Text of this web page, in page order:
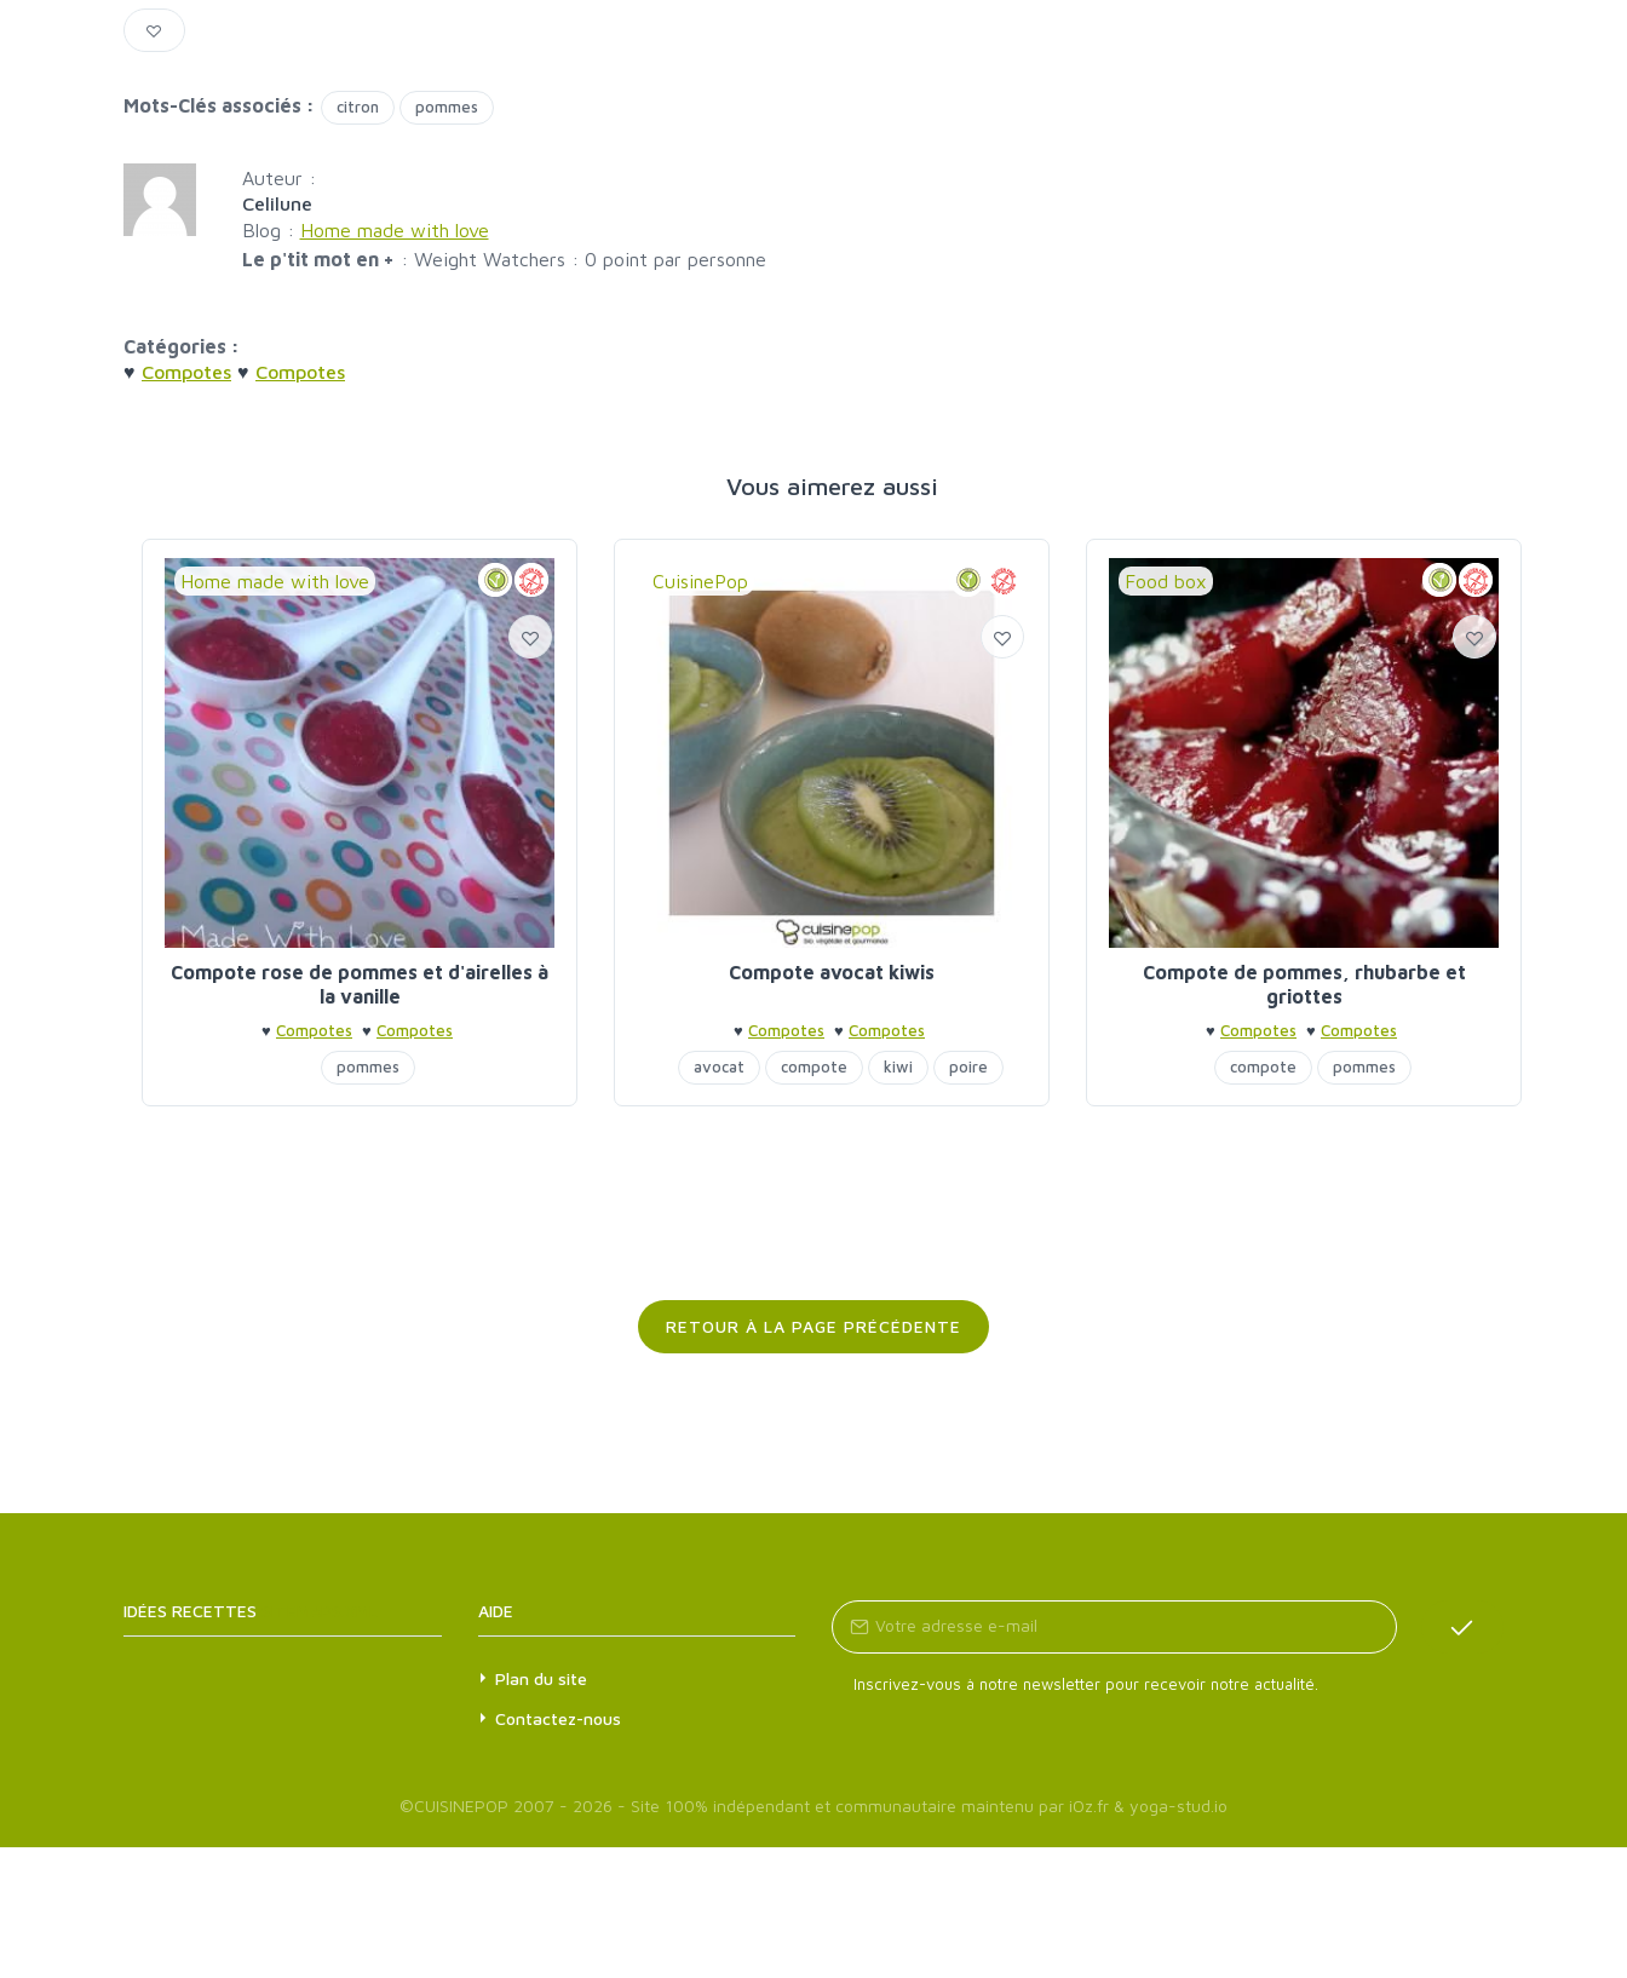
Mots-Clés associés : citron pommes
Auteur :
Celilune
Blog : Home made with love
Le p'tit mot en + : Weight Watchers : 0 point par personne
Catégories :
♥ Compotes ♥ Compotes
Vous aimerez aussi
Home made with love
Compote rose de pommes et d'airelles à
la vanille
♥ Compotes ♥ Compotes
pommes
CuisinePop
Compote avocat kiwis
♥ Compotes ♥ Compotes
avocat
compote kiwi poire
Food box
Compote de pommes, rhubarbe et
griottes
♥ Compotes ♥ Compotes
compote
pommes
RETOUR À LA PAGE PRÉCÉDENTE
IDÉES RECETTES AIDE
Plan du site
Contactez-nous
Inscrivez-vous à notre newsletter pour recevoir notre actualité.
©CUISINEPOP 2007 - 2026 - Site 100% indépendant et communautaire maintenu par iOz.fr & yoga-stud.io